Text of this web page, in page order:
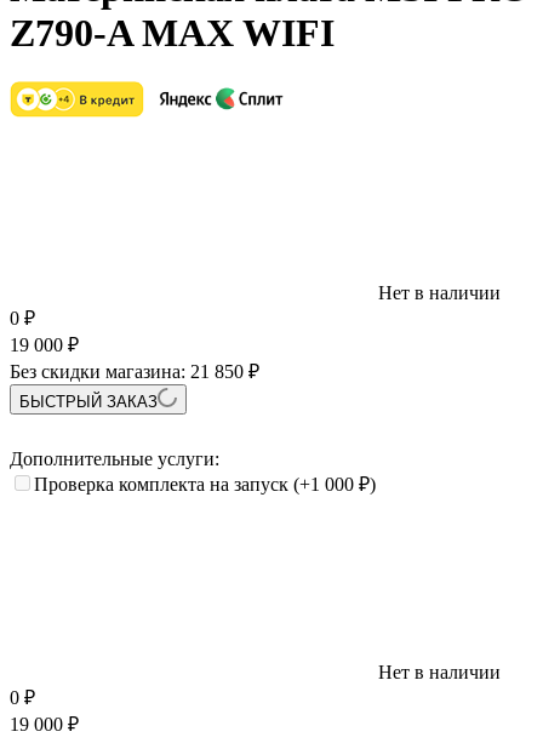
Z790-A MAX WIFI
Нет в наличии
0 ₽
19 000 ₽
Без скидки магазина: 21 850 ₽
БЫСТРЫЙ ЗАКАЗ
Дополнительные услуги:
Проверка комплекта на запуск (+1 000 ₽)
Нет в наличии
0 ₽
19 000 ₽